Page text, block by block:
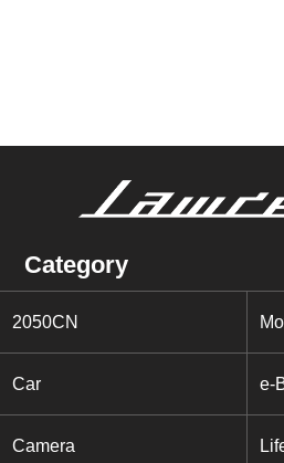
Category
2050CN
Car e-
Camera